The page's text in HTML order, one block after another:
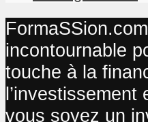
incontournable
touche à la
l’investissement
vous soyez un